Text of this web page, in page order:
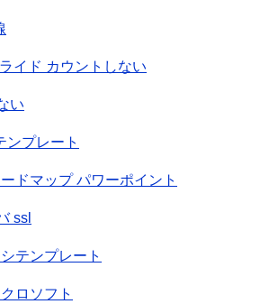
イド カウントしない
い
ンプレート
ドマップ パワーポイント
ssl
テンプレート
ロソフト